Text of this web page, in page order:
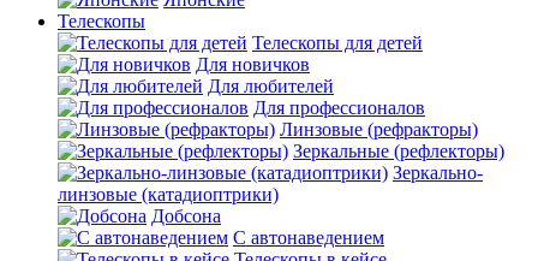
Телескопы
Телескопы для детей
Для новичков
Для любителей
Для профессионалов
Линзовые (рефракторы)
Зеркальные (рефлекторы)
Зеркально-
линзовые (катадиоптрики)
Добсона
С автонаведением